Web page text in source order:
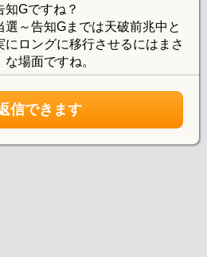
Gですね？
～告知Gまでは天破前兆中と
ロングに移行させるにはまさ
場面ですね。
信できます